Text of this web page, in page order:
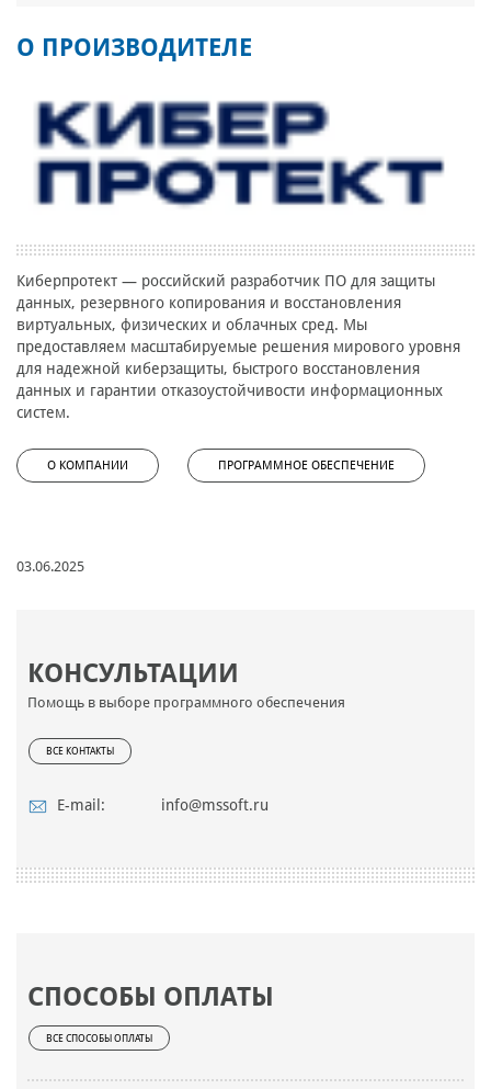
КОНСУЛЬТАЦИИ
Помощь в выборе программного обеспечения
ВСЕ КОНТАКТЫ
E-mail: info@mssoft.ru
СПОСОБЫ ОПЛАТЫ
ВСЕ СПОСОБЫ ОПЛАТЫ
О ПРОИЗВОДИТЕЛЕ
Киберпротект — российский разработчик ПО для защиты
данных, резервного копирования и восстановления
виртуальных, физических и облачных сред. Мы
предоставляем масштабируемые решения мирового уровня
для надежной киберзащиты, быстрого восстановления
данных и гарантии отказоустойчивости информационных
систем.
О КОМПАНИИ ПРОГРАММНОЕ ОБЕСПЕЧЕНИЕ
03.06.2025